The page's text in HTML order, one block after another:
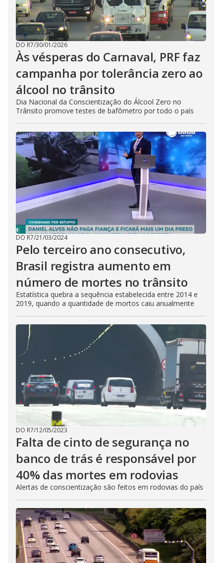
DO R7/30/01/2026
Às vésperas do Carnaval, PRF faz
campanha por tolerância zero ao
álcool no trânsito
Dia Nacional da Conscientização do Álcool Zero no
Trânsito promove testes de bafômetro por todo o país
DO R7/21/03/2024
Pelo terceiro ano consecutivo,
Brasil registra aumento em
número de mortes no trânsito
Estatística quebra a sequência estabelecida entre 2014 e
2019, quando a quantidade de mortos caiu anualmente
DO R7/12/05/2023
Falta de cinto de segurança no
banco de trás é responsável por
40% das mortes em rodovias
Alertas de conscientização são feitos em rodovias do país